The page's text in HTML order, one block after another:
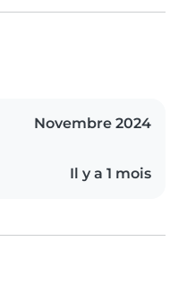
Novembre 2024
Il y a 1 mois